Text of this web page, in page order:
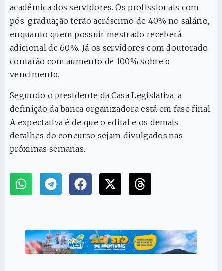
acadêmica dos servidores. Os profissionais com
pós-graduação terão acréscimo de 40% no salário,
enquanto quem possuir mestrado receberá
adicional de 60%. Já os servidores com doutorado
contarão com aumento de 100% sobre o
vencimento.
Segundo o presidente da Casa Legislativa, a
definição da banca organizadora está em fase final.
A expectativa é de que o edital e os demais
detalhes do concurso sejam divulgados nas
próximas semanas.